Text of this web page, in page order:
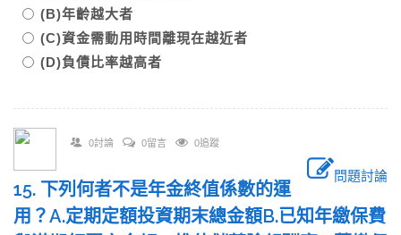
(B)年齡越大者
(C)資金需動用時間離現在越近者
(D)負債比率越高者
0討論 0留言 0追蹤
問題討論
15. 下列何者不是年金終值係數的運
用？A.定期定額投資期末總金額B.已知年繳保費